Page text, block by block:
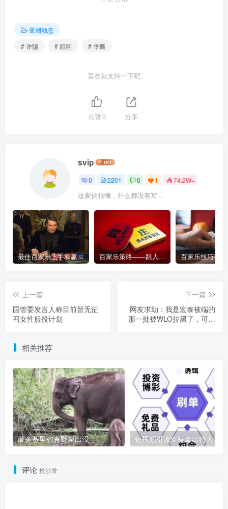
亚洲动态
# 诈骗
# 园区 # 华裔
喜欢就支持一下吧
点赞0 分享
svip
0 2201 0 1 74.2W+
这家伙很懒，什么都没有写...
最佳百家乐上手和赢钱指南 – 终极版 百家乐策略——跟人胜过跟路
上一篇
国管委发言人称目前暂无征
召女性服役计划
下一篇
网友求助：我是宏泰被端的
那一批被WLO拉黑了，可以
相关推荐
蒙多基里省有野象出没
评论 抢沙发